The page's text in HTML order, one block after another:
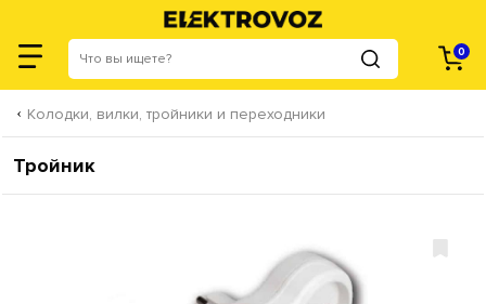
0
Колодки, вилки, тройники и переходники
Тройник